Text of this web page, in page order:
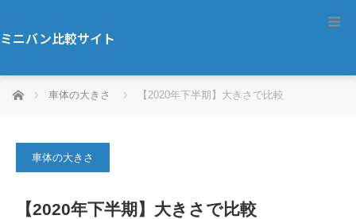
ミニバン比較サイト
ホーム 車体の大きさ 【2020年下半期】大きさで比較
車体の大きさ
【2020年下半期】大きさで比較